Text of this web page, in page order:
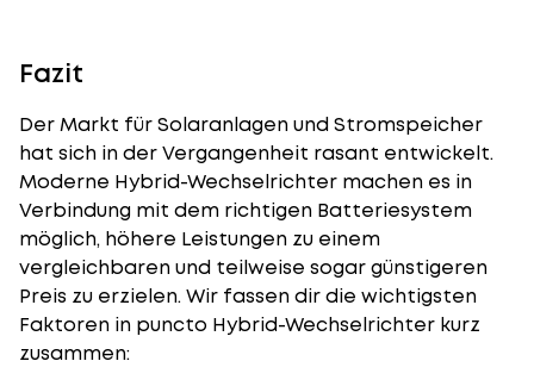
Fazit
Der Markt für Solaranlagen und Stromspeicher
hat sich in der Vergangenheit rasant entwickelt.
Moderne Hybrid-Wechselrichter machen es in
Verbindung mit dem richtigen Batteriesystem
möglich, höhere Leistungen zu einem
vergleichbaren und teilweise sogar günstigeren
Preis zu erzielen. Wir fassen dir die wichtigsten
Faktoren in puncto Hybrid-Wechselrichter kurz
zusammen: